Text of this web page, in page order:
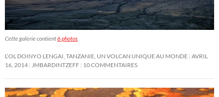
Cette galerie contient6 photos.
L’OL DOINYO LENGAI, TANZANIE, UN VOLCAN UNIQUE AU MONDE AVRIL
16, 2014 JMBARDINTZEFF 10 COMMENTAIRES